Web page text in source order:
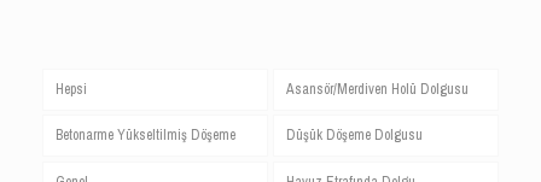
Hepsi
Asansör/Merdiven Holü Dolgusu
Betonarme Yükseltilmiş Döşeme
Düşük Döşeme Dolgusu